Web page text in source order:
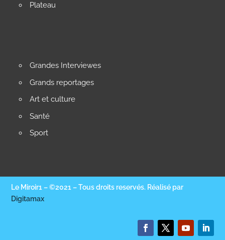
Plateau
Grandes Interviewes
Grands reportages
Art et culture
Santé
Sport
Le Miroir1 – ©2021 – Tous droits reservés. Réalisé par
Digitamax